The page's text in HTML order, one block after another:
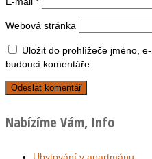
Webová stránka
Uložit do prohlížeče jméno,
budoucí komentáře.
Nabízíme Vám, Info
Ubytování v apartmánu